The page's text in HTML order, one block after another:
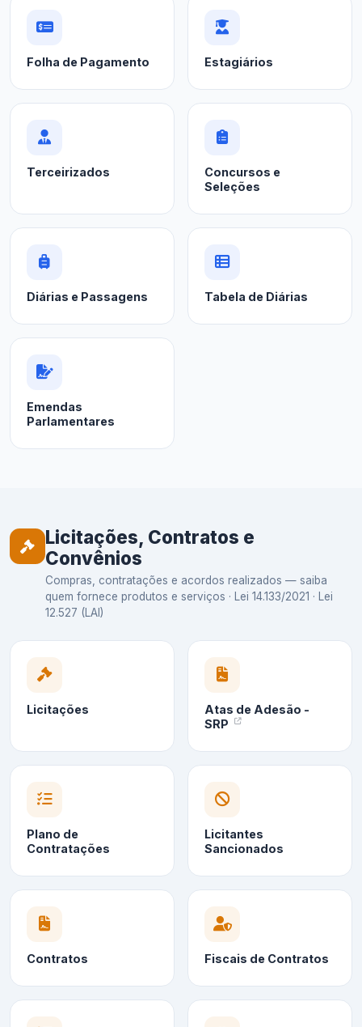
Folha de Pagamento Estagiários
Terceirizados
Concursos e
Seleções
Diárias e Passagens Tabela de Diárias
Emendas
Parlamentares
Licitações, Contratos e
Convênios
Compras, contratações e acordos realizados — saiba
quem fornece produtos e serviços · Lei 14.133/2021 · Lei
12.527 (LAI)
Licitações
Atas de Adesão -
SRP
Plano de
Contratações
Licitantes
Sancionados
Contratos Fiscais de Contratos